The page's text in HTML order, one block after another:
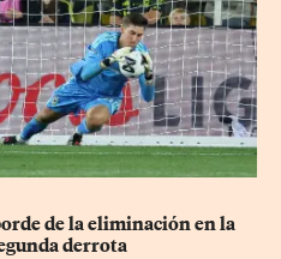
de la eliminación en la
derrota